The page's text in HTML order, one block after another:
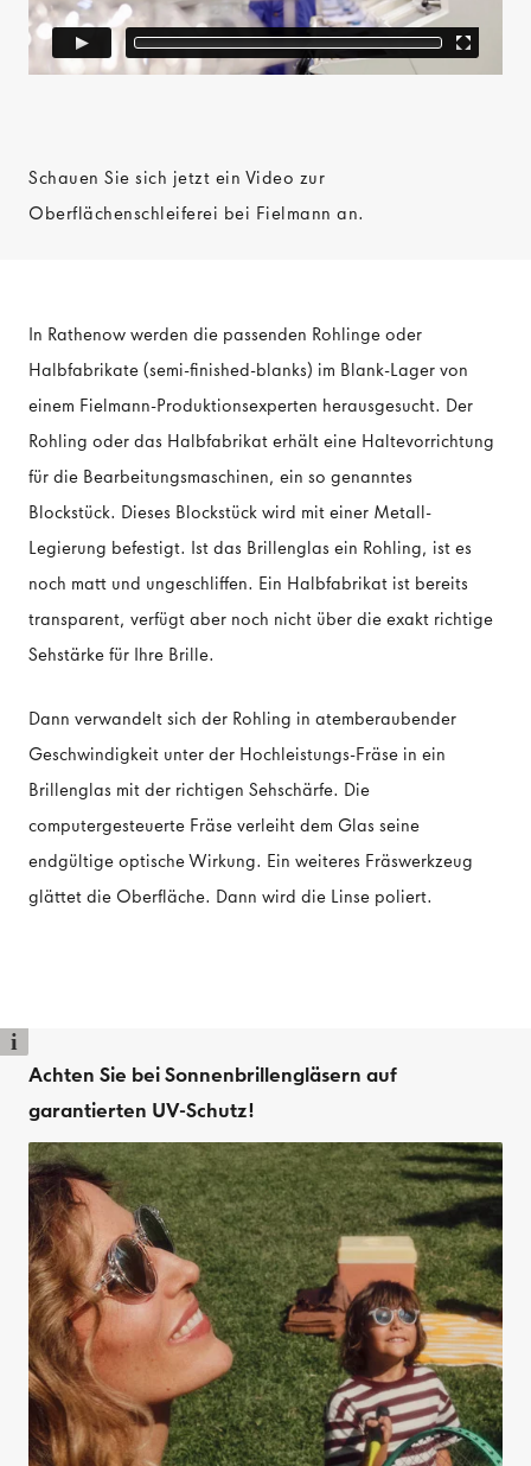
Schauen Sie sich jetzt ein Video zur
Oberflächenschleiferei bei Fielmann an.
In Rathenow werden die passenden Rohlinge oder
Halbfabrikate (semi-finished-blanks) im Blank-Lager von
einem Fielmann-Produktionsexperten herausgesucht. Der
Rohling oder das Halbfabrikat erhält eine Haltevorrichtung
für die Bearbeitungsmaschinen, ein so genanntes
Blockstück. Dieses Blockstück wird mit einer Metall-
Legierung befestigt. Ist das Brillenglas ein Rohling, ist es
noch matt und ungeschliffen. Ein Halbfabrikat ist bereits
transparent, verfügt aber noch nicht über die exakt richtige
Sehstärke für Ihre Brille.
Dann verwandelt sich der Rohling in atemberaubender
Geschwindigkeit unter der Hochleistungs-Fräse in ein
Brillenglas mit der richtigen Sehschärfe. Die
computergesteuerte Fräse verleiht dem Glas seine
endgültige optische Wirkung. Ein weiteres Fräswerkzeug
glättet die Oberfläche. Dann wird die Linse poliert.
i
Achten Sie bei Sonnenbrillengläsern auf
garantierten UV-Schutz!